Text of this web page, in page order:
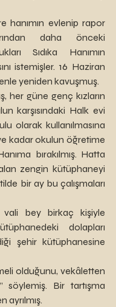
daha önceki
Sıdıka Hanımın
istemişler. 16 Haziran
yeniden kavuşmuş.
karşısındaki Halk evi
olarak kullanılmasına
kadar okulun öğretime
bırakılmış. Hatta
zengin kütüphaneyi
bir ay bu çalışmaları
dolapları
şehir kütüphanesine
olduğunu, vekâletten
söylemiş. Bir tartışma
ayrılmış.